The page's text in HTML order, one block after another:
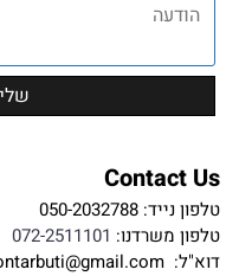
Contact Us
טלפון נייד: 050-2032788
טלפון משרדנו: 072-2511101
דוא"ל: